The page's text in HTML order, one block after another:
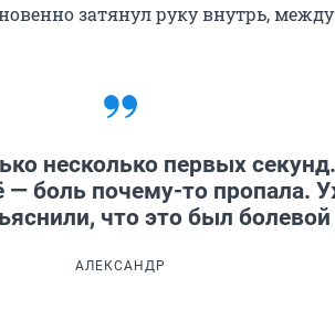
затянул руку внутрь,
несколько первых
— боль почему-то пропала.
что это был
АЛЕКСАНДР